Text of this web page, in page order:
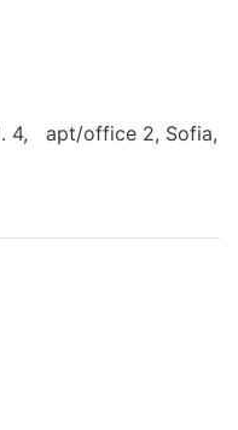
4, apt/office 2, Sofia,